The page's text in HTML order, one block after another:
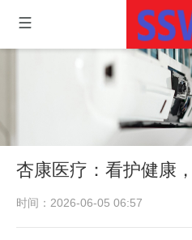
杏康医疗：看护健康
时间：2026-06-05 06:57